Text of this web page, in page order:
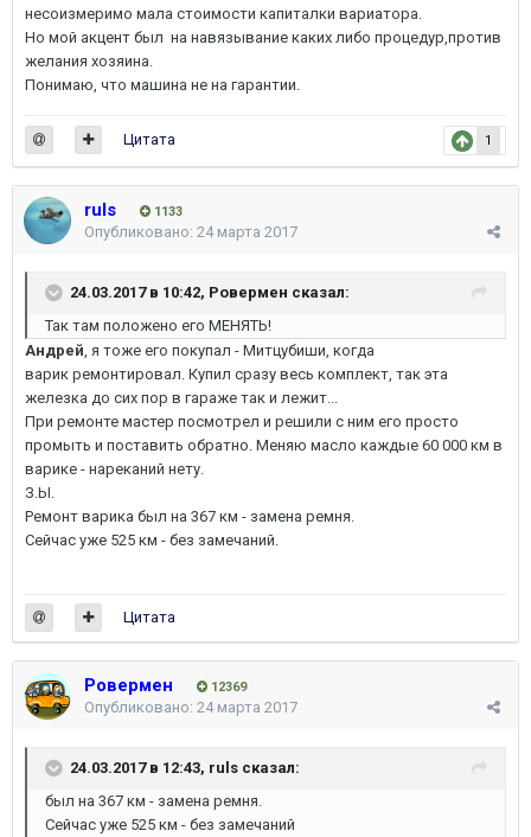
несоизмеримо мала стоимости капиталки вариатора.
Но мой акцент был на навязывание каких либо процедур,против
желания хозяина.
Понимаю, что машина не на гарантии.
1
Цитата
ruls 1133
Опубликовано: 24 марта 2017
24.03.2017 в 10:42, Ровермен сказал:
Так там положено его МЕНЯТЬ!
Андрей , я тоже его покупал - Митцубиши, когда
варик ремонтировал. Купил сразу весь комплект, так эта
железка до сих пор в гараже так и лежит...
При ремонте мастер посмотрел и решили с ним его просто
промыть и поставить обратно. Меняю масло каждые 60 000 км в
варике - нареканий нету.
З.Ы.
Ремонт варика был на 367 км - замена ремня.
Сейчас уже 525 км - без замечаний.
Цитата
Ровермен 12369
Опубликовано: 24 марта 2017
24.03.2017 в 12:43, ruls сказал:
был на 367 км - замена ремня.
Сейчас уже 525 км - без замечаний